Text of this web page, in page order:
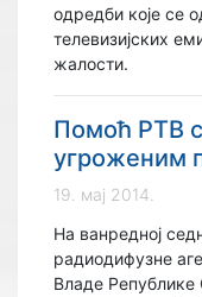
одредби које се
телевизијских
жалости.
Помоћ РТВ
угроженим
19. мај 2014.
На ванредној
радиодифузне
Владе Републике